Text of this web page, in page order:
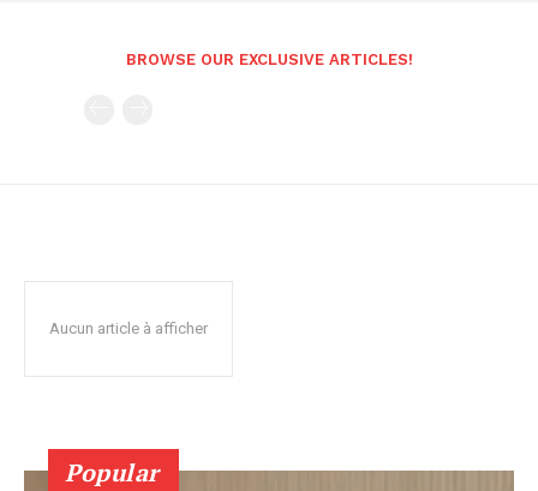
BROWSE OUR EXCLUSIVE ARTICLES!
Aucun article à afficher
Popular